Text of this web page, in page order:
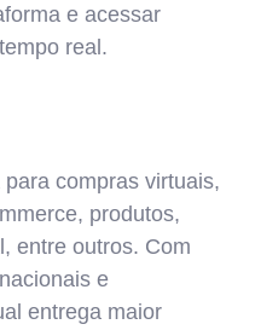
e acessar
real.
compras virtuais,
produtos,
entre outros. Com
e
entrega maior